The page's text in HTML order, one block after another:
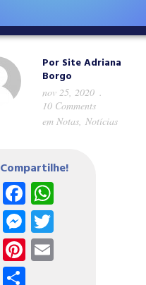
Por Site Adriana
Borgo
nov 25, 2020
10 Comments
em Notas, Notícias
Compartilhe!
Facebook
WhatsApp
Messenger
Twitter
Pinterest
Email
Share